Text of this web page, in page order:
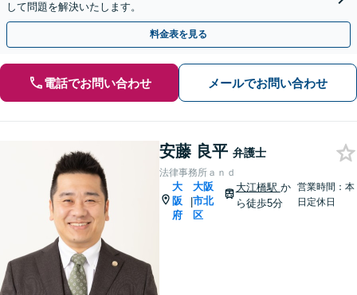
して問題を解決いたします。
料金表を見る
電話でお問い合わせ メールでお問い合わせ
安藤 良平 弁護士
法律事務所ａｎｄ
大
阪
府
|
大阪
市北
区
大江橋駅 か
ら徒歩5分
営業時間：本
日定休日